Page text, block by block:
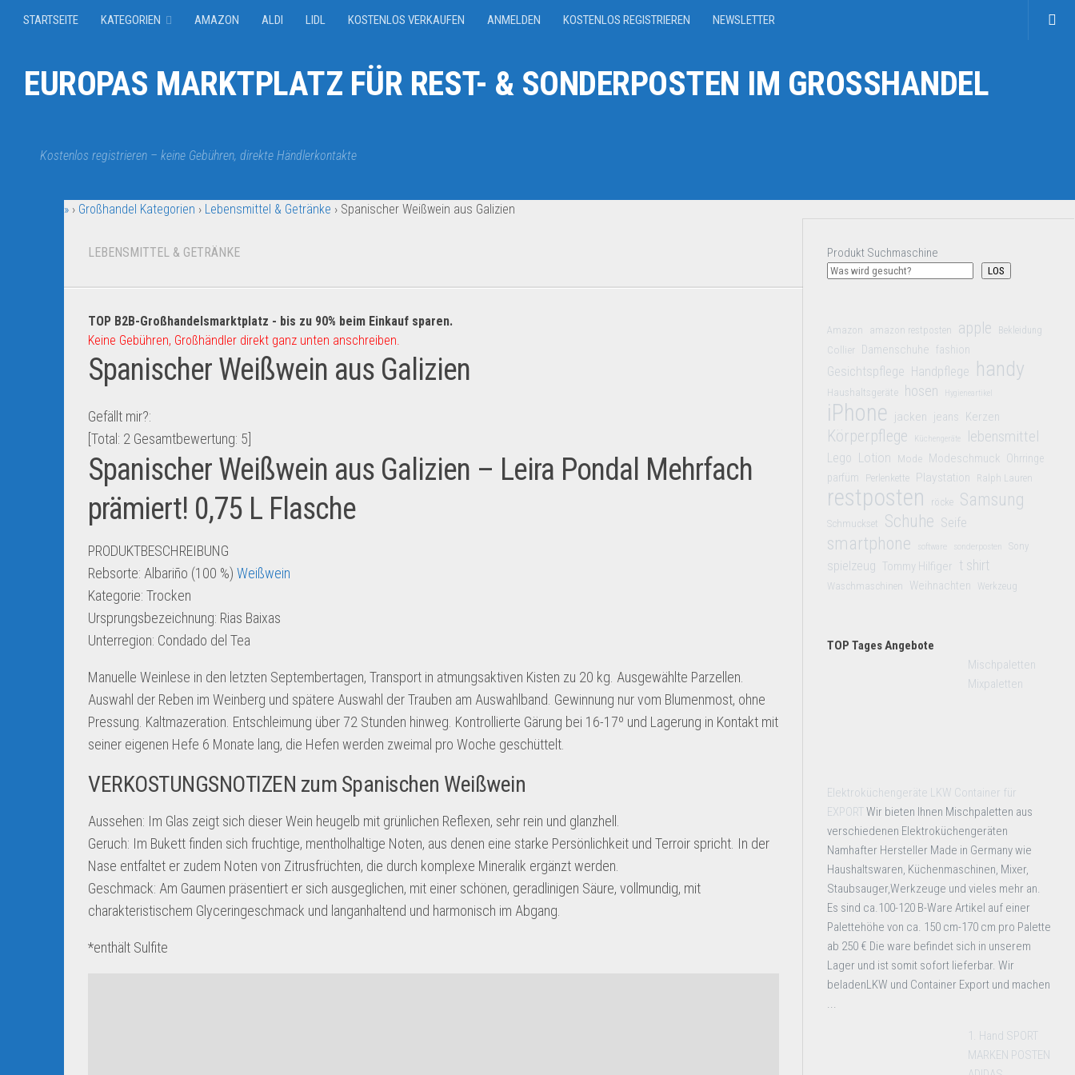
STARTSEITE KATEGORIEN AMAZON ALDI LIDL KOSTENLOS VERKAUFEN ANMELDEN KOSTENLOS REGISTRIEREN NEWSLETTER
EUROPAS MARKTPLATZ FÜR REST- & SONDERPOSTEN IM GROSSHANDEL
Kostenlos registrieren – keine Gebühren, direkte Händlerkontakte
» › Großhandel Kategorien › Lebensmittel & Getränke › Spanischer Weißwein aus Galizien
LEBENSMITTEL & GETRÄNKE
TOP B2B-Großhandelsmarktplatz - bis zu 90% beim Einkauf sparen.
Keine Gebühren, Großhändler direkt ganz unten anschreiben.
Spanischer Weißwein aus Galizien
Gefällt mir?:
[Total: 2 Gesamtbewertung: 5
Spanischer Weißwein aus Galizien – Leira Pondal Mehrfach
prämiert! 0,75 L Flasche
PRODUKTBESCHREIBUNG
Rebsorte: Albariño (100 %) Weißwein
Kategorie: Trocken
Ursprungsbezeichnung: Rias Baixas
Unterregion: Condado del Tea
Manuelle Weinlese in den letzten Septembertagen, Transport in atmungsaktiven Kisten zu 20 kg. Ausgewählte Parzellen.
Auswahl der Reben im Weinberg und spätere Auswahl der Trauben am Auswahlband. Gewinnung nur vom Blumenmost, ohne
Pressung. Kaltmazeration. Entschleimung über 72 Stunden hinweg. Kontrollierte Gärung bei 16-17º und Lagerung in Kontakt mit
seiner eigenen Hefe 6 Monate lang, die Hefen werden zweimal pro Woche geschüttelt.
VERKOSTUNGSNOTIZEN zum Spanischen Weißwein
Aussehen: Im Glas zeigt sich dieser Wein heugelb mit grünlichen Reflexen, sehr rein und glanzhell.
Geruch: Im Bukett finden sich fruchtige, mentholhaltige Noten, aus denen eine starke Persönlichkeit und Terroir spricht. In der
Nase entfaltet er zudem Noten von Zitrusfrüchten, die durch komplexe Mineralik ergänzt werden.
Geschmack: Am Gaumen präsentiert er sich ausgeglichen, mit einer schönen, geradlinigen Säure, vollmundig, mit
charakteristischem Glyceringeschmack und langanhaltend und harmonisch im Abgang.
*enthält Sulfite
Produkt Suchmaschine
LOS
Amazon amazon restposten apple Bekleidung
Collier Damenschuhe fashion
Gesichtspflege Handpflege handy
Haushaltsgeräte hosen Hygieneartikel
iPhone jacken jeans Kerzen
Körperpflege Küchengeräte lebensmittel
Lego Lotion Mode Modeschmuck Ohrringe
parfüm
Perlenkette Playstation Ralph Lauren
restposten röcke Samsung
Schmuckset Schuhe Seife
smartphone software sonderposten Sony
spielzeug Tommy Hilfiger t shirt
Waschmaschinen Weihnachten Werkzeug
TOP Tages Angebote
Mischpaletten
Mixpaletten
Elektroküchengeräte LKW Container für
EXPORTWir bieten Ihnen Mischpaletten aus
verschiedenen Elektroküchengeräten
Namhafter Hersteller Made in Germany wie
Haushaltswaren, Küchenmaschinen, Mixer,
Staubsauger,Werkzeuge und vieles mehr an.
Es sind ca.100-120 B-Ware Artikel auf einer
Palettehöhe von ca. 150 cm-170 cm pro Palette
ab 250 € Die ware befindet sich in unserem
Lager und ist somit sofort lieferbar. Wir
beladenLKW und Container Export und machen
...
1. Hand SPORT
MARKEN POSTEN